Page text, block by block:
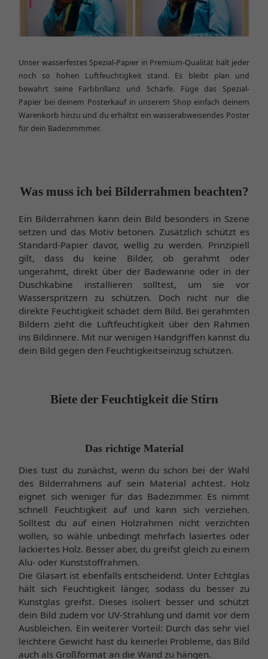
Unser wasserfestes Spezial-Papier in Premium-Qualität hält jeder
noch so hohen Luftfeuchtigkeit stand. Es bleibt plan und
bewahrt seine Farbbrillanz und Schärfe. Füge das Spezial-
Papier bei deinem Posterkauf in unserem Shop einfach deinem
Warenkorb hinzu und du erhältst ein wasserabweisendes Poster
für dein Badezimmmer.
Was muss ich bei Bilderrahmen beachten?
Ein Bilderrahmen kann dein Bild besonders in Szene
setzen und das Motiv betonen. Zusätzlich schützt es
Standard-Papier davor, wellig zu werden. Prinzipiell
gilt, dass du keine Bilder, ob gerahmt oder
ungerahmt, direkt über der Badewanne oder in der
Duschkabine installieren solltest, um sie vor
Wasserspritzern zu schützen. Doch nicht nur die
direkte Feuchtigkeit schadet dem Bild. Bei gerahmten
Bildern zieht die Luftfeuchtigkeit über den Rahmen
ins Bildinnere. Mit nur wenigen Handgriffen kannst du
dein Bild gegen den Feuchtigkeitseinzug schützen.
Biete der Feuchtigkeit die Stirn
Das richtige Material
Dies tust du zunächst, wenn du schon bei der Wahl
des Bilderrahmens auf sein Material achtest. Holz
eignet sich weniger für das Badezimmer. Es nimmt
schnell Feuchtigkeit auf und kann sich verziehen.
Solltest du auf einen Holzrahmen nicht verzichten
wollen, so wähle unbedingt mehrfach lasiertes oder
lackiertes Holz. Besser aber, du greifst gleich zu einem
Alu- oder Kunststoffrahmen.
Die Glasart ist ebenfalls entscheidend. Unter Echtglas
hält sich Feuchtigkeit länger, sodass du besser zu
Kunstglas greifst. Dieses isoliert besser und schützt
dein Bild zudem vor UV-Strahlung und damit vor dem
Ausbleichen. Ein weiterer Vorteil: Durch das sehr viel
leichtere Gewicht hast du keinerlei Probleme, das Bild
auch als Großformat an die Wand zu hängen.